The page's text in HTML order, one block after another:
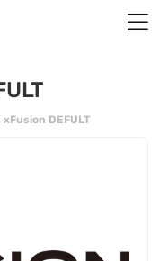
DEFULT